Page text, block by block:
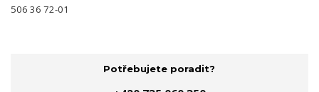
506 36 72-01
Potřebujete poradit?